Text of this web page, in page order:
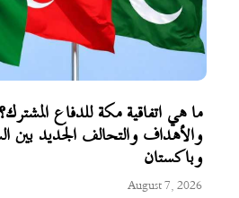
ما هي اتفاقية مكة للدفاع
والأهداف والتحالف الجديد بين
وباكستان
August 7, 2026